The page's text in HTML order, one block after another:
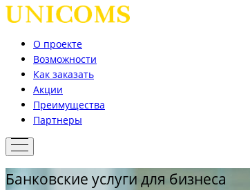
О проекте
Возможности
Как заказать
Акции
Преимущества
Партнеры
Банковские услуги для бизнеса